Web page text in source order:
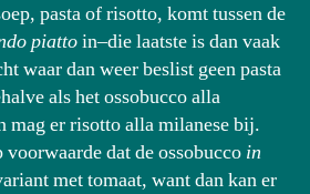
pasta of risotto, komt tussen de
piattoin–die laatste is dan vaak
waar dan weer beslist geen pasta
als het ossobucco alla
mag er risotto alla milanese bij.
dat de ossobucco in
met tomaat, want dan kan er